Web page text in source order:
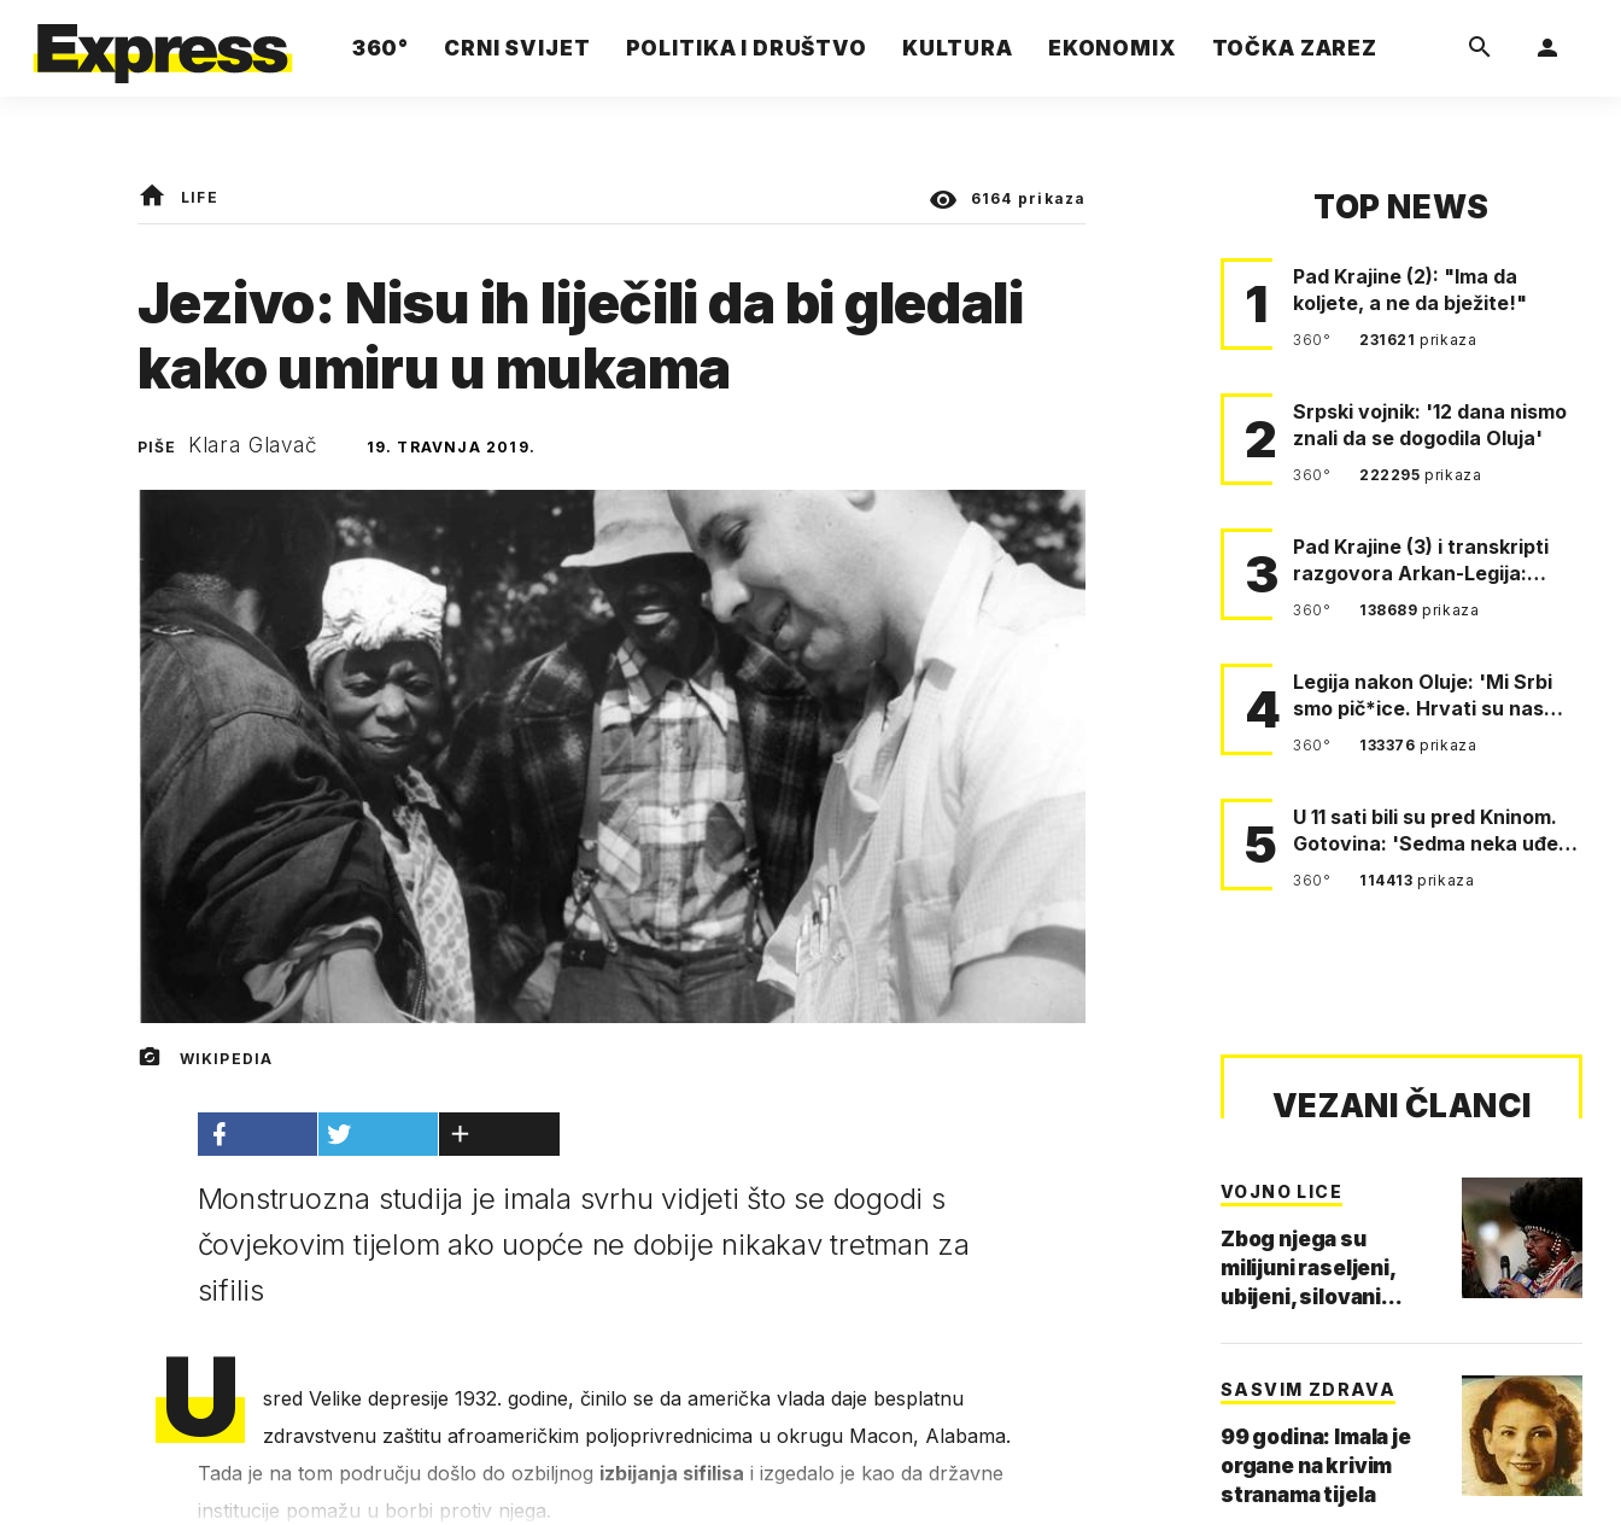
360° CRNI SVIJET POLITIKA I DRUŠTVO KULTURA EKONOMIX TOČKA ZAREZ
LIFE 6164 prikaza
Jezivo: Nisu ih liječili da bi gledali
kako umiru u mukama
PIŠE Klara Glavač 19. TRAVNJA 2019.
WIKIPEDIA
Monstruozna studija je imala svrhu vidjeti što se dogodi s
čovjekovim tijelom ako uopće ne dobije nikakav tretman za
sifilis
U
sred Velike depresije 1932. godine, činilo se da američka vlada daje besplatnu
zdravstvenu zaštitu afroameričkim poljoprivrednicima u okrugu Macon, Alabama.
Tada je na tom području došlo do ozbiljnog izbijanja sifilisa i izgedalo je kao da državne
institucije pomažu u borbi protiv njega.
TOP NEWS
1
Pad Krajine (2): "Ima da
koljete, a ne da bježite!"
360° 231621prikaza
2
Srpski vojnik: '12 dana nismo
znali da se dogodila Oluja'
360° 222295prikaza
3
Pad Krajine (3) i transkripti
razgovora Arkan-Legija:
'Čujem, prelazite ustašam…
360° 138689prikaza
4 Legija nakon Oluje: 'Mi Srbi
smo pič*ice. Hrvati su nas
pomeli!'
360° 133376prikaza
5
U 11 sati bili su pred Kninom.
Gotovina: 'Sedma neka uđe,
4. gardijska neka g…
360° 114413prikaza
VEZANI ČLANCI
VOJNO LICE
Zbog njega su
milijuni raseljeni,
ubijeni, silovani...
SASVIM ZDRAVA
99 godina: Imala je
organe na krivim
stranama tijela